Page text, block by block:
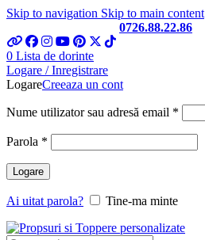
Skip to navigation Skip to main content
0726.88.22.86
0 Lista de dorinte
Logare / Inregistrare
LogareCreeaza un cont
Nume utilizator sau adresă email *
Parola *
Logare
Ai uitat parola? Tine-ma minte